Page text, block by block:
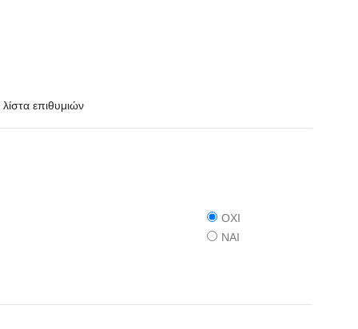
επιθυμιών
ΟΧΙ
ΝΑΙ